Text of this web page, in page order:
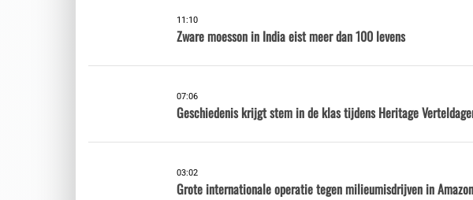
11:10
Zware moesson in India eist meer dan 100 levens
07:06
Geschiedenis krijgt stem in de klas tijdens Heritage
03:02
Grote internationale operatie tegen milieumisdrijven in